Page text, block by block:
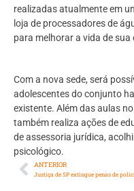
realizadas atualmente em
loja de processadores de
para melhorar a vida de sua
Com a nova sede, será
adolescentes do conjunto
existente. Além das aulas
também realiza ações de
de assessoria jurídica,
psicológico.
ANTERIOR